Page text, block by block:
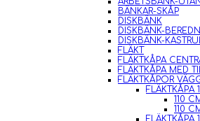
BÄNKAR-SKÅP
DISKBÄNK
DISKBÄNK-
DISKBÄNK-
FLÄKT
FLÄKTKÅPA
FLÄKTKÅPA MED
FLÄKTKÅPOR
FLÄKTKÅPA
110
110
FLÄKTKÅPA